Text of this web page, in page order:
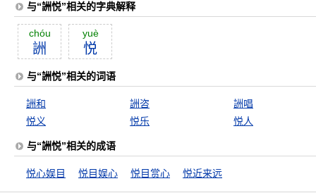
与“詶悦”相关的字典解释
chóu
詶
yuè
悦
与“詶悦”相关的词语
詶和 詶咨
詶唱
悦义
悦乐 悦人
与“詶悦”相关的成语
悦心娱目 悦目娱心 悦目赏心 悦近来远